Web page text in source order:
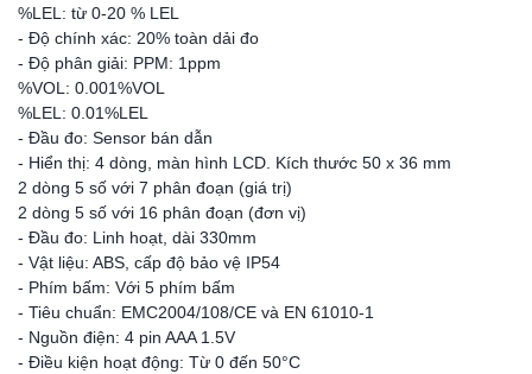
%LEL: từ 0-20 % LEL
- Độ chính xác: 20% toàn dải đo
- Độ phân giải: PPM: 1ppm
%VOL: 0.001%VOL
%LEL: 0.01%LEL
- Đầu đo: Sensor bán dẫn
- Hiển thị: 4 dòng, màn hình LCD. Kích thước 50 x 36 mm
2 dòng 5 số với 7 phân đoạn (giá trị)
2 dòng 5 số với 16 phân đoạn (đơn vị)
- Đầu đo: Linh hoạt, dài 330mm
- Vật liệu: ABS, cấp độ bảo vệ IP54
- Phím bấm: Với 5 phím bấm
- Tiêu chuẩn: EMC2004/108/CE và EN 61010-1
- Nguồn điện: 4 pin AAA 1.5V
- Điều kiện hoạt động: Từ 0 đến 50°C